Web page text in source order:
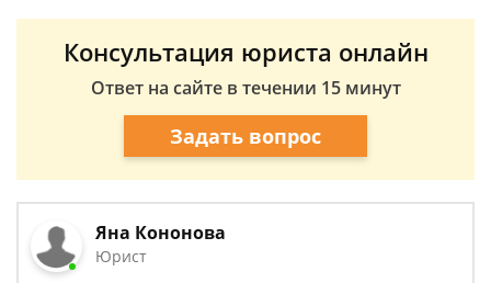
Консультация юриста онлайн
Ответ на сайте в течении 15 минут
Задать вопрос
Яна Кононова
Юрист